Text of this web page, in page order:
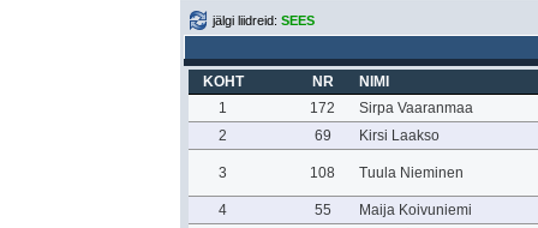
jälgi liidreid: SEES
KOHT NR
NIMI
1
172
Sirpa Vaaranmaa
2
69 Kirsi Laakso
3 108 Tuula Nieminen
4 55
Maija Koivuniemi